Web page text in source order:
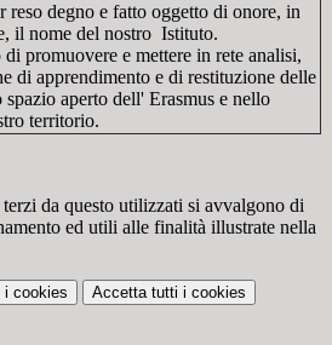
reso degno e fatto oggetto di onore, in
il nome del nostro Istituto.
promuovere e mettere in rete analisi,
di apprendimento e di restituzione delle
spazio aperto dell' Erasmus e nello
territorio.
da questo utilizzati si avvalgono di
ed utili alle finalità illustrate nella
i cookies Accetta tutti i cookies